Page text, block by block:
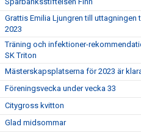
Grattis Emilia Ljungren till uttagningen
2023
Träning och infektioner-
SK Triton
Mästerskapsplatserna för 2023 är
Föreningsvecka under vecka 33
Citygross kvitton
Glad midsommar